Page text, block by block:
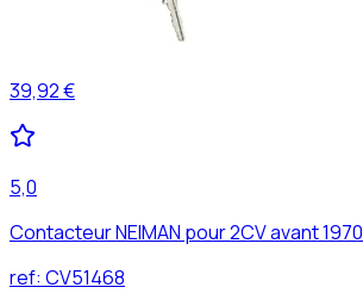
39,92 €
5,0
Contacteur NEIMAN pour 2CV avant 1970
ref: CV51468